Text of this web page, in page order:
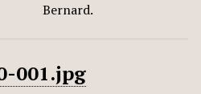
Bernard.
001.jpg